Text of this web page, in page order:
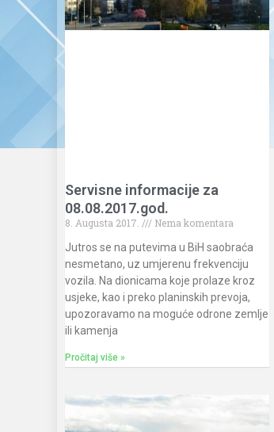
Servisne informacije za
08.08.2017.god.
8. Augusta 2017.
Nema komentara
Jutros se na putevima u BiH saobraća
nesmetano, uz umjerenu frekvenciju
vozila. Na dionicama koje prolaze kroz
usjeke, kao i preko planinskih prevoja,
upozoravamo na moguće odrone zemlje
ili kamenja
Pročitaj više »